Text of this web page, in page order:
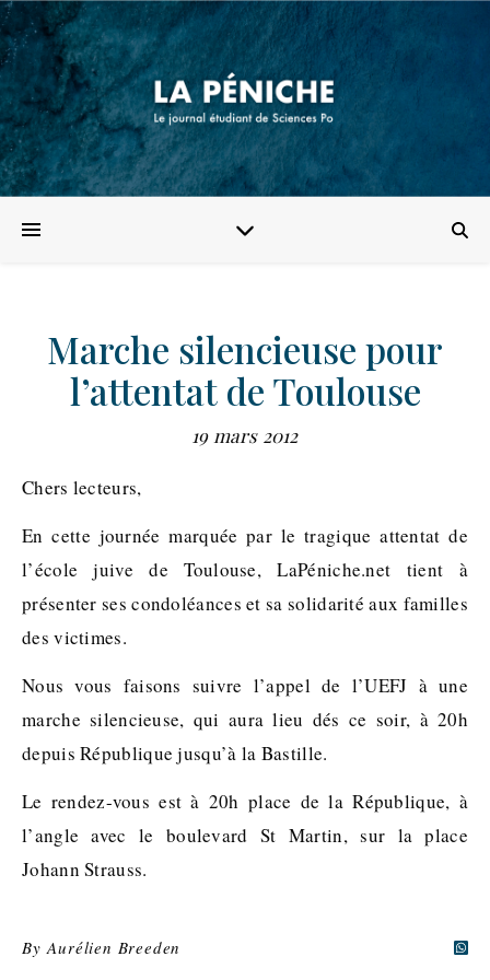
Marche silencieuse pour
l’attentat de Toulouse
19 mars 2012
Chers lecteurs,
En cette journée marquée par le tragique attentat de
l’école juive de Toulouse, LaPéniche.net tient à
présenter ses condoléances et sa solidarité aux familles
des victimes.
Nous vous faisons suivre l’appel de l’UEFJ à une
marche silencieuse, qui aura lieu dés ce soir, à 20h
depuis République jusqu’à la Bastille.
Le rendez-vous est à 20h place de la République, à
l’angle avec le boulevard St Martin, sur la place
Johann Strauss.
ByAurélien Breeden